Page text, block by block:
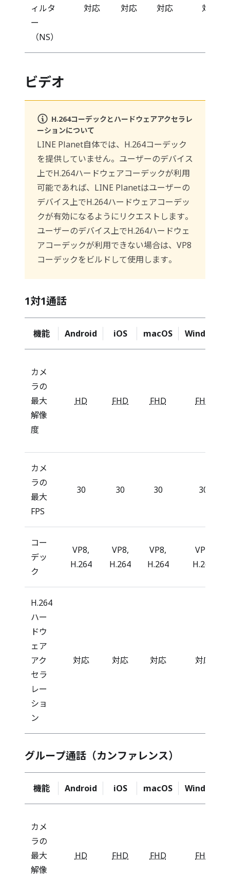
ィルタ
ー
（NS）
対応 対応 対応 対応
ビデオ
H.264コーデックとハードウェアアクセラレ
ーションについて
LINE Planet自体では、H.264コーデック
を提供していません。ユーザーのデバイス
上でH.264ハードウェアコーデックが利用
可能であれば、LINE Planetはユーザーの
デバイス上でH.264ハードウェアコーデッ
クが有効になるようにリクエストします。
ユーザーのデバイス上でH.264ハードウェ
アコーデックが利用できない場合は、VP8
コーデックをビルドして使用します。
1対1通話
機能 Android iOS macOS Windows
カメ
ラの
最大
解像
度
HD FHD FHD FHD
カメ
ラの
最大
FPS
30 30 30 30
コー
デッ
ク
VP8,
H.264
VP8,
H.264
VP8,
H.264
VP8,
H.264
H.264
ハー
ドウ
ェア
アク
セラ
レー
ショ
ン
対応 対応 対応 対応
グループ通話（カンファレンス）
機能 Android iOS macOS Windows
カメ
ラの
最大
解像
HD FHD FHD FHD